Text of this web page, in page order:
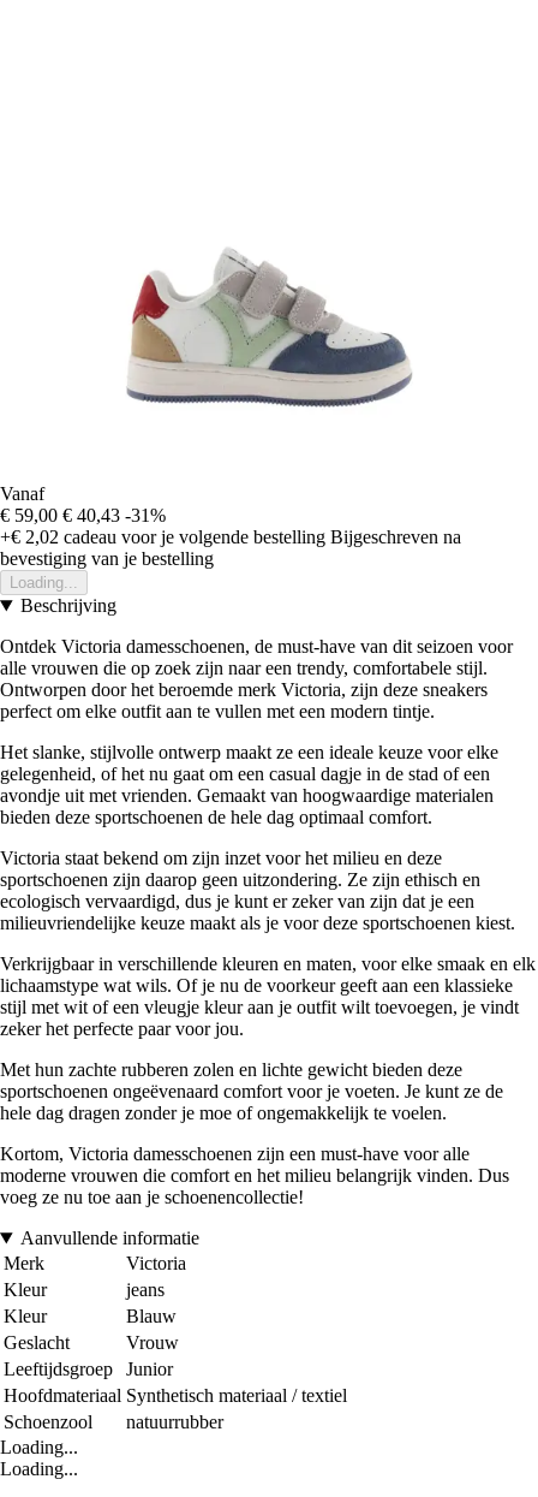
Vanaf
€ 59,00 € 40,43 -31%
+€ 2,02 cadeau voor je volgende bestelling Bijgeschreven na
bevestiging van je bestelling
Loading...
Beschrijving
Ontdek Victoria damesschoenen, de must-have van dit seizoen voor
alle vrouwen die op zoek zijn naar een trendy, comfortabele stijl.
Ontworpen door het beroemde merk Victoria, zijn deze sneakers
perfect om elke outfit aan te vullen met een modern tintje.
Het slanke, stijlvolle ontwerp maakt ze een ideale keuze voor elke
gelegenheid, of het nu gaat om een casual dagje in de stad of een
avondje uit met vrienden. Gemaakt van hoogwaardige materialen
bieden deze sportschoenen de hele dag optimaal comfort.
Victoria staat bekend om zijn inzet voor het milieu en deze
sportschoenen zijn daarop geen uitzondering. Ze zijn ethisch en
ecologisch vervaardigd, dus je kunt er zeker van zijn dat je een
milieuvriendelijke keuze maakt als je voor deze sportschoenen kiest.
Verkrijgbaar in verschillende kleuren en maten, voor elke smaak en elk
lichaamstype wat wils. Of je nu de voorkeur geeft aan een klassieke
stijl met wit of een vleugje kleur aan je outfit wilt toevoegen, je vindt
zeker het perfecte paar voor jou.
Met hun zachte rubberen zolen en lichte gewicht bieden deze
sportschoenen ongeëvenaard comfort voor je voeten. Je kunt ze de
hele dag dragen zonder je moe of ongemakkelijk te voelen.
Kortom, Victoria damesschoenen zijn een must-have voor alle
moderne vrouwen die comfort en het milieu belangrijk vinden. Dus
voeg ze nu toe aan je schoenencollectie!
Aanvullende informatie
Merk
Victoria
Kleur
jeans
Kleur
Blauw
Geslacht
Vrouw
Leeftijdsgroep
Junior
Hoofdmateriaal Synthetisch materiaal / textiel
Schoenzool
natuurrubber
Loading...
Loading...